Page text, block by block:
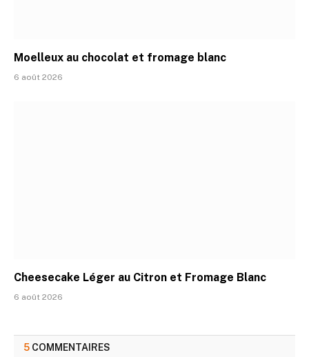
Moelleux au chocolat et fromage blanc
6 août 2026
Cheesecake Léger au Citron et Fromage Blanc
6 août 2026
5 COMMENTAIRES